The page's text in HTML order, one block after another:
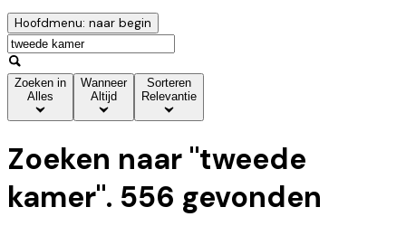
Hoofdmenu: naar begin
Zoeken in
Alles
Wanneer
Altijd
Sorteren
Relevantie
Zoeken naar "tweede
kamer". 556 gevonden